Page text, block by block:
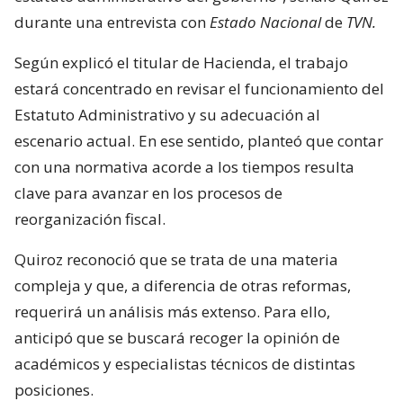
durante una entrevista conEstado Nacionalde TVN.
Según explicó el titular de Hacienda, el trabajo
estará concentrado en revisar el funcionamiento del
Estatuto Administrativo y su adecuación al
escenario actual. En ese sentido, planteó que contar
con una normativa acorde a los tiempos resulta
clave para avanzar en los procesos de
reorganización fiscal.
Quiroz reconoció que se trata de una materia
compleja y que, a diferencia de otras reformas,
requerirá un análisis más extenso. Para ello,
anticipó que se buscará recoger la opinión de
académicos y especialistas técnicos de distintas
posiciones.